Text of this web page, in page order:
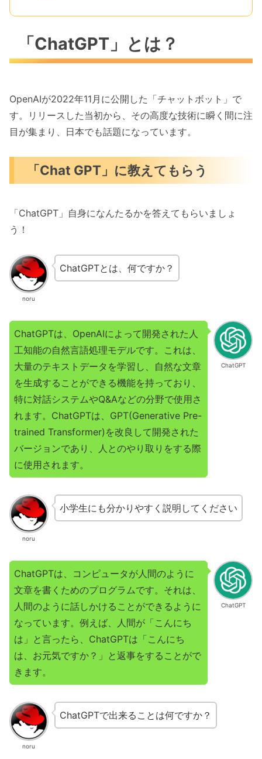
「ChatGPT」とは？
OpenAIが2022年11月に公開した「チャットボット」で
す。リリースした当初から、その高度な技術に瞬く間に注
目が集まり、日本でも話題になっています。
「Chat GPT」に教えてもらう
「ChatGPT」自身になんたるかを答えてもらいましょ
う！
noru
ChatGPTとは、何ですか？
ChatGPT
ChatGPTは、OpenAIによって開発された人
工知能の自然言語処理モデルです。これは、
大量のテキストデータを学習し、自然な文章
を生成することができる機能を持っており、
特に対話システムやQ&Aなどの分野で使用さ
れます。ChatGPTは、GPT(Generative Pre-
trained Transformer)を改良して開発された
バージョンであり、人とのやり取りをする際
に使用されます。
noru
小学生にも分かりやすく説明してください
ChatGPT
ChatGPTは、コンピュータが人間のように
文章を書くためのプログラムです。それは、
人間のように話しかけることができるように
なっています。例えば、人間が「こんにち
は」と言ったら、ChatGPTは「こんにち
は、お元気ですか？」と返事をすることがで
きます。
noru
ChatGPTで出来ることは何ですか？